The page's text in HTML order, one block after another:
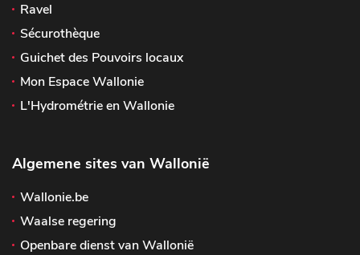
Ravel
Sécurothèque
Guichet des Pouvoirs locaux
Mon Espace Wallonie
L'Hydrométrie en Wallonie
Algemene sites van Wallonië
Wallonie.be
Waalse regering
Openbare dienst van Wallonië